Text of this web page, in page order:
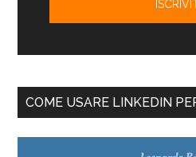
COME USARE LINKEDIN